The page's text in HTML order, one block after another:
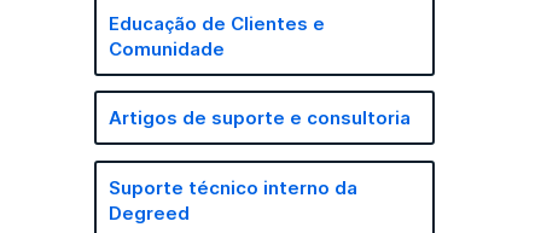
Educação de Clientes e
Comunidade
Artigos de suporte e consultoria
Suporte técnico interno da
Degreed